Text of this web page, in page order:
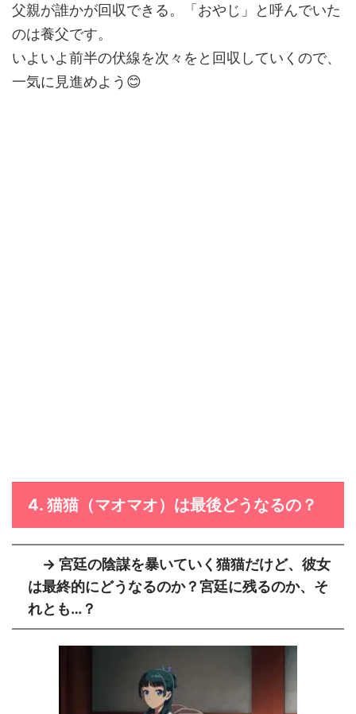
父親が誰かが回収できる。「おやじ」と呼んでいた
のは養父です。
いよいよ前半の伏線を次々をと回収していくので、
一気に見進めよう😊
4. 猫猫（マオマオ）は最後どうなるの？
→ 宮廷の陰謀を暴いていく猫猫だけど、彼女
は最終的にどうなるのか？宮廷に残るのか、そ
れとも…？